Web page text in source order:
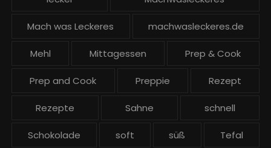
Mach was Leckeres machwasleckeres.de
Mehl Mittagessen Prep & Cook
Prep and Cook Preppie Rezept
Rezepte Sahne schnell
Schokolade soft süß Tefal